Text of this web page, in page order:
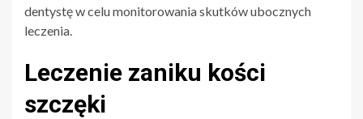
dentystę w celu monitorowania skutków ubocznych
leczenia.
Leczenie zaniku kości
szczęki